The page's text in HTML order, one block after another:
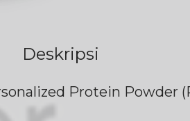
Deskripsi
Protein Powder